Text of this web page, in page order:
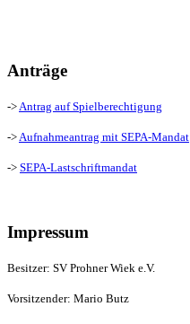
Anträge
->Antrag auf Spielberechtigung
->Aufnahmeantrag mit SEPA-Mandat
-> SEPA-Lastschriftmandat
Impressum
Besitzer: SV Prohner Wiek e.V.
Vorsitzender: Mario Butz